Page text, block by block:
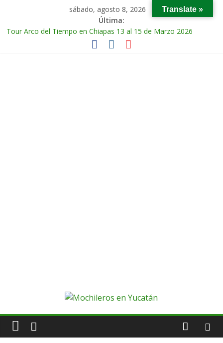
sábado, agosto 8, 2026
Última:
Tour Arco del Tiempo en Chiapas 13 al 15 de Marzo 2026
Tour Tikal Magico en Guatemala 31 de Octubre al 2 de
Translate »